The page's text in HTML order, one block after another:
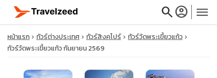
searchaccount_circle menu
หน้าแรก ทัวร์ต่างประเทศ ทัวร์สิงคโปร์
ทัวร์วัดพระเขี้ยวแก้ว
ทัวร์วัดพระเขี้ยวแก้ว กันยายน 2569